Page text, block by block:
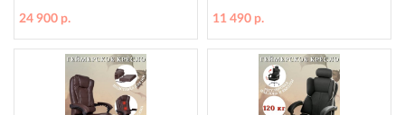
24 900 р.
11 490 р.